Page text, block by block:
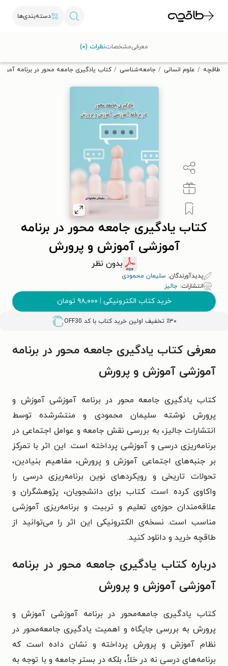
دسته‌بندی‌ها
تخفیف از طاقچه دریافت کن.
طاقچه علوم انسانی جامعه‌شناسی کتاب یادگیری جامعه محور در برنامه
کتاب یادگیری جامعه محور در برنامه
آموزشی آموزش و پرورش
بدون نظر
پدیدآورندگان: سلیمان محمودی
انتشارات: جالیز
خرید کتاب الکترونیکی | ۹۸,۰۰۰ تومان
٪۳۰ تخفیف اولین خرید کتاب با کد OFF30
معرفیمشخصاتنظرات (۰)
معرفی کتاب یادگیری جامعه محور در برنامه
آموزشی آموزش و پرورش
کتاب یادگیری جامعه‌ محور در برنامه آموزشی آموزش و
پرورش نوشته سلیمان محمودی و منتشرشده توسط
انتشارات جالیز، به بررسی نقش جامعه و عوامل اجتماعی در
برنامه‌ریزی درسی و آموزشی پرداخته است. این اثر با تمرکز
بر جنبه‌های اجتماعی آموزش و پرورش، مفاهیم بنیادین،
تحولات تاریخی و رویکردهای نوین برنامه‌ریزی درسی را
واکاوی کرده است. کتاب برای دانشجویان، پژوهشگران و
علاقه‌مندان حوزه‌ی تعلیم و تربیت و برنامه‌ریزی آموزشی
مناسب است. نسخه‌ی الکترونیکی این اثر را می‌توانید از
طاقچه خرید و دانلود کنید.
درباره کتاب یادگیری جامعه محور در برنامه
آموزشی آموزش و پرورش
کتاب یادگیری جامعه‌‌محور در برنامه آموزشی آموزش و
پرورش به بررسی جایگاه و اهمیت یادگیری جامعه‌محور در
نظام آموزش و پرورش پرداخته و نشان داده است که
برنامه‌های درسی نه در خلأ، بلکه در بستر جامعه و با توجه به